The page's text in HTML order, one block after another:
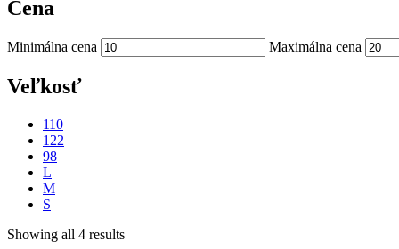
Cena
Minimálna cena Maximálna cena
Veľkosť
110
122
98
L
M
S
Showing all 4 results